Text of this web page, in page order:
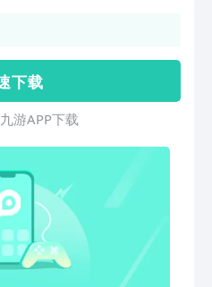
的外星人经营了一家果汁
并制作出更高档的饮品，你必
野外捕获更稀有的僵尸。努力
下 载
游APP下载